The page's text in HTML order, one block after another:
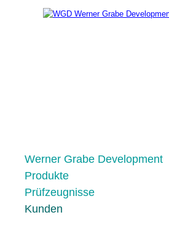
Navigation
überspringen
Werner Grabe Development
Produkte
Prüfzeugnisse
Kunden